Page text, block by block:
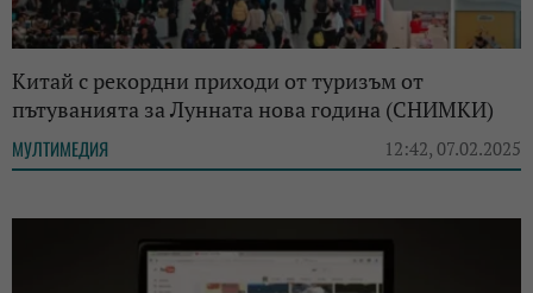
Китай с рекордни приходи от туризъм от
пътуванията за Лунната нова година (СНИМКИ)
МУЛТИМЕДИЯ 12:42, 07.02.2025